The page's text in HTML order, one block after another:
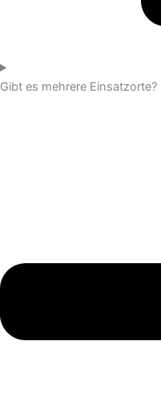
Gibt es mehrere Einsatzorte?